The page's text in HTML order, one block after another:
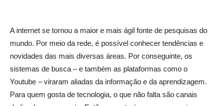
A internet se tornou a maior e mais ágil fonte de pesquisas do
mundo. Por meio da rede, é possível conhecer tendências e
novidades das mais diversas áreas. Por conseguinte, os
sistemas de busca – e também as plataformas como o
Youtube – viraram aliadas da informação e da aprendizagem.
Para quem gosta de tecnologia, o que não falta são canais